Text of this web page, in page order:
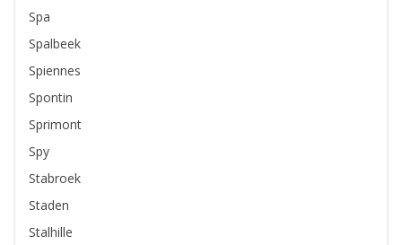
Spa
Spalbeek
Spiennes
Spontin
Sprimont
Spy
Stabroek
Staden
Stalhille